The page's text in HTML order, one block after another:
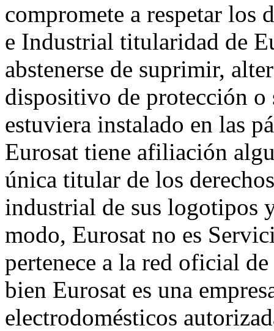
compromete a respetar los
e Industrial titularidad de
abstenerse de suprimir,
dispositivo de protección o
estuviera instalado en las
Eurosat tiene afiliación
única titular de los
industrial de sus logotipos
modo, Eurosat no es
pertenece a la red oficial
bien Eurosat es una
electrodomésticos